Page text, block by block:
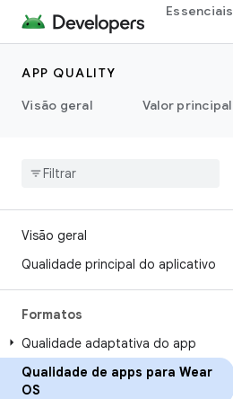
Essenciais
APP QUALITY
Visão geral
Valor principal
Visão geral
Qualidade principal do aplicativo
Formatos
Qualidade adaptativa do app
Qualidade de apps para Wear
OS